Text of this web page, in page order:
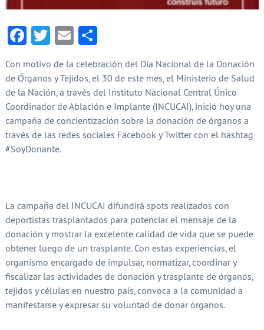
Facebook
Twitter
EmailCompartir
Con motivo de la celebración del Día Nacional de la Donación
de Órganos y Tejidos, el 30 de este mes, el Ministerio de Salud
de la Nación, a través del Instituto Nacional Central Único
Coordinador de Ablación e Implante (INCUCAI), inició hoy una
campaña de concientización sobre la donación de órganos a
través de las redes sociales Facebook y Twitter con el hashtag
#SoyDonante.
La campaña del INCUCAI difundirá spots realizados con
deportistas trasplantados para potenciar el mensaje de la
donación y mostrar la excelente calidad de vida que se puede
obtener luego de un trasplante. Con estas experiencias, el
organismo encargado de impulsar, normatizar, coordinar y
fiscalizar las actividades de donación y trasplante de órganos,
tejidos y células en nuestro país, convoca a la comunidad a
manifestarse y expresar su voluntad de donar órganos.